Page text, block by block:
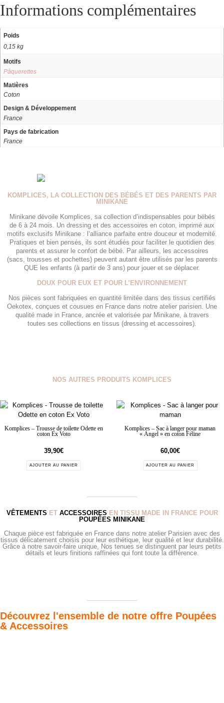
Informations complémentaires
Poids
0,15 kg
Motifs
Pâquerettes
Matières
Coton
Design & Développement
France
Pays de fabrication
France
KOMPLICES, LA COLLECTION DES BÉBÉS ET DES PARENTS PAR
MINIKANE
Minikane dévoile Komplices, sa collection d’indispensables pour bébés
de 6 à 24 mois. Un dressing et des accessoires en coton, imprimé aux
motifs exclusifs Minikane : l’alliance parfaite entre douceur et modernité.
Pratiques et bien pensés, ils sont étudiés pour faciliter le quotidien des
parents et assurer le confort de bébé. Par ailleurs, les accessoires
(sacs, trousses et pochettes) peuvent autant être utilisés par les parents
QUE les enfants (à partir de 3 ans) pour jouer et se déplacer.
DOUX POUR EUX ET POUR L’ENVIRONNEMENT
Nos pièces sont fabriquées en quantité limitée dans des tissus certifiés
Oekotex, conçues et cousues en France dans notre atelier parisien. Une
qualité made in France, ancrée et valorisée par Minikane, à travers
toutes ses collections en tissus (dressing et accessoires).
NOS AUTRES PRODUITS KOMPLICES
Komplices – Trousse de toilette Odette en
coton Ex Voto
39,90€
AJOUTER AU PANIER
Komplices – Sac à langer pour maman
« Angel » en coton Féline
60,00€
AJOUTER AU PANIER
VÊTEMENTS ET ACCESSOIRES EN TISSU MADE IN FRANCE POUR
POUPÉES MINIKANE
Chaque pièce est fabriquée en France dans notre atelier Parisien avec des
tissus délicatement choisis pour leur esthétique, leur qualité et leur durabilité.
Grâce à notre savoir-faire unique, Nos tenues se distinguent par leurs petits
détails et leurs finitions raffinées qui font toute la différence.
Découvrez l'ensemble de notre offre Poupées
& Accessoires